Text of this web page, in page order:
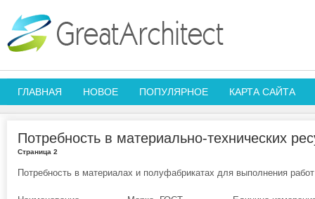
ГЛАВНАЯ НОВОЕ ПОПУЛЯРНОЕ КАРТА САЙТА
Потребность в материально-технических
Страница 2
Потребность в материалах и полуфабрикатах для выполнения